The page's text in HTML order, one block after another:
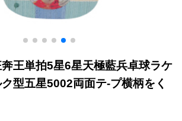
王単拍5星6星天極藍兵卓球ラケ
ク型五星5002両面テ-プ横柄をく